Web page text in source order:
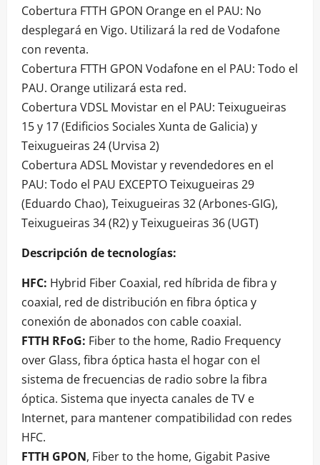
Cobertura FTTH GPON Orange en el PAU: No
desplegará en Vigo. Utilizará la red de Vodafone
con reventa.
Cobertura FTTH GPON Vodafone en el PAU: Todo el
PAU. Orange utilizará esta red.
Cobertura VDSL Movistar en el PAU: Teixugueiras
15 y 17 (Edificios Sociales Xunta de Galicia) y
Teixugueiras 24 (Urvisa 2)
Cobertura ADSL Movistar y revendedores en el
PAU: Todo el PAU EXCEPTO Teixugueiras 29
(Eduardo Chao), Teixugueiras 32 (Arbones-GIG),
Teixugueiras 34 (R2) y Teixugueiras 36 (UGT)
Descripción de tecnologías:
HFC: Hybrid Fiber Coaxial, red híbrida de fibra y
coaxial, red de distribución en fibra óptica y
conexión de abonados con cable coaxial.
FTTH RFoG: Fiber to the home, Radio Frequency
over Glass, fibra óptica hasta el hogar con el
sistema de frecuencias de radio sobre la fibra
óptica. Sistema que inyecta canales de TV e
Internet, para mantener compatibilidad con redes
HFC.
FTTH GPON, Fiber to the home, Gigabit Pasive